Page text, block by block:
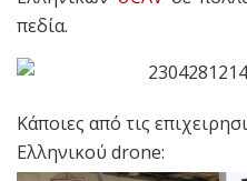
πεδία.
Κάποιες από τις
Ελληνικού drone: